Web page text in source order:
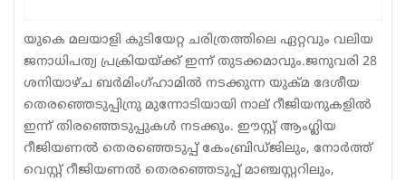
Classifieds
Law
Gallery
യുകെ മലയാളി കുടിയേറ്റ ചരിത്രത്തിലെ ഏറ്റവും വലിയ
ജനാധിപത്യ പ്രക്രിയയ്ക്ക് ഇന്ന് തുടക്കമാവും.ജനുവരി 28
ശനിയാഴ്ച ബര്‍മിംഗ്ഹാമില്‍ നടക്കുന്ന യുക്മ ദേശീയ
തെരഞ്ഞെടുപ്പിന്രു മുന്നോടിയായി നാല് റീജിയനുകളില്‍
ഇന്ന് തിരഞ്ഞെടുപ്പുകള്‍ നടക്കും. ഈസ്റ്റ് ആംഗ്ലിയ
റീജിയണല്‍ തെരഞ്ഞെടുപ്പ് കേംബ്രിഡ്ജിലും, നോര്‍ത്ത്
വെസ്റ്റ് റീജിയണല്‍ തെരഞ്ഞെടുപ്പ് മാഞ്ചസ്റ്ററിലും,